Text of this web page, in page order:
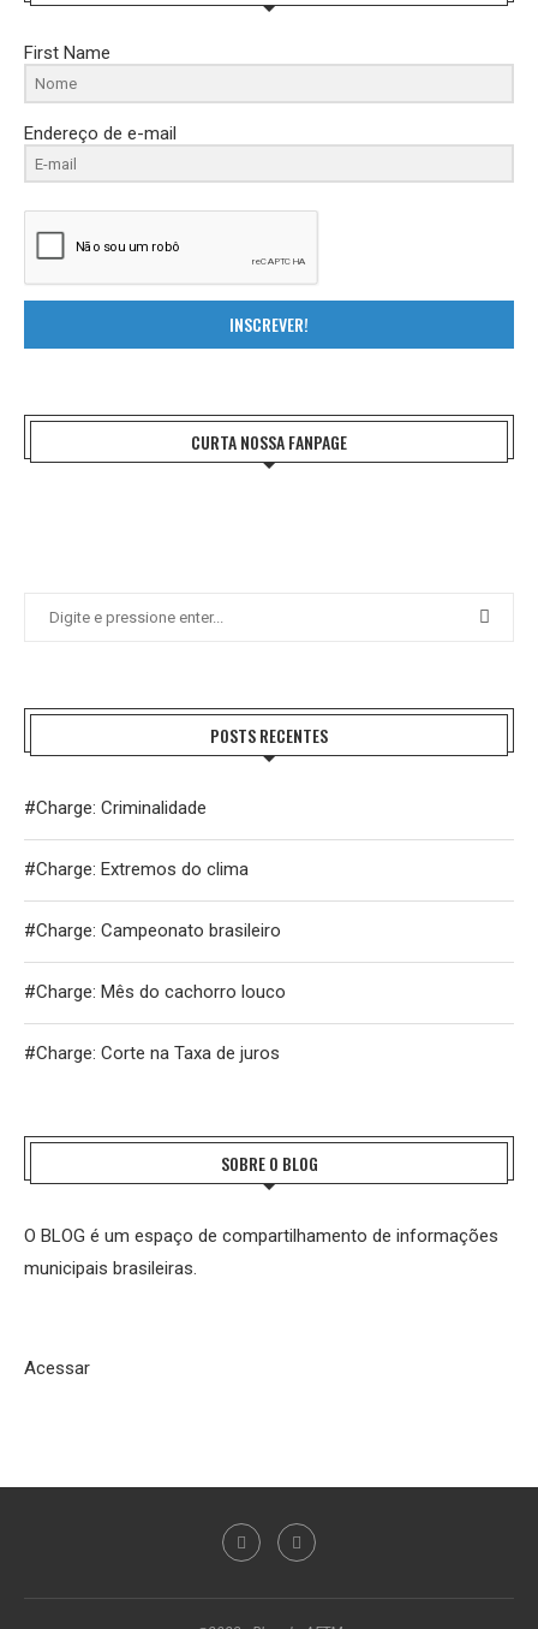
First Name
Endereço de e-mail
INSCREVER!
CURTA NOSSA FANPAGE
POSTS RECENTES
#Charge: Criminalidade
#Charge: Extremos do clima
#Charge: Campeonato brasileiro
#Charge: Mês do cachorro louco
#Charge: Corte na Taxa de juros
SOBRE O BLOG
O BLOG é um espaço de compartilhamento de informações
municipais brasileiras.
Acessar